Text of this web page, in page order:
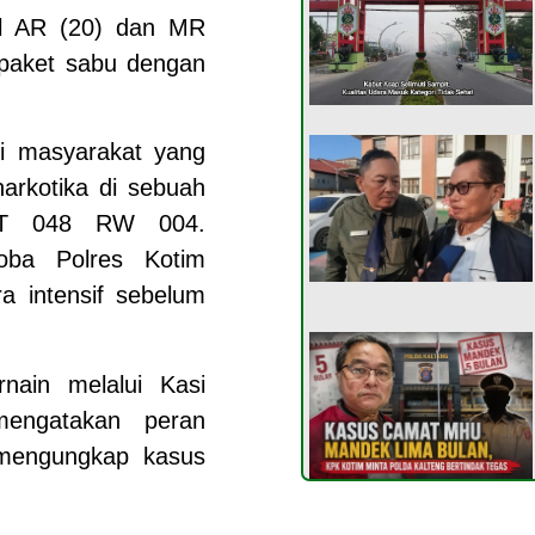
AR (20) dan MR
sabu dengan
masyarakat yang
di sebuah
048 RW 004.
Polres Kotim
intensif sebelum
melalui Kasi
peran
kasus